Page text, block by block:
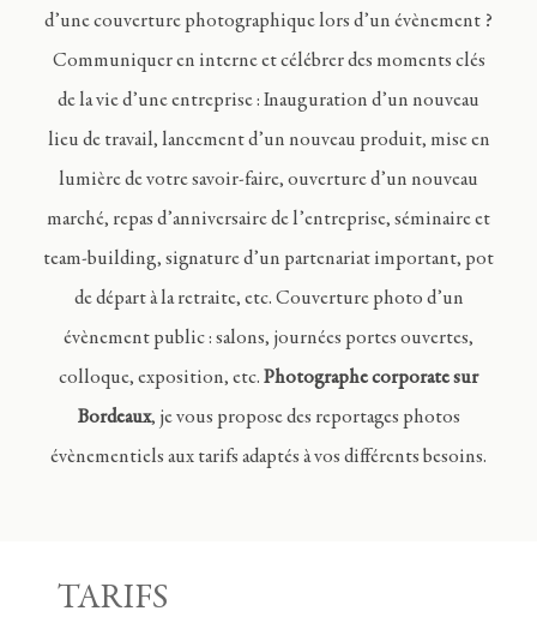
d’une couverture photographique lors d’un évènement ?
Communiquer en interne et célébrer des moments clés
de la vie d’une entreprise : Inauguration d’un nouveau
lieu de travail, lancement d’un nouveau produit, mise en
lumière de votre savoir-faire, ouverture d’un nouveau
marché, repas d’anniversaire de l’entreprise, séminaire et
team-building, signature d’un partenariat important, pot
de départ à la retraite, etc. Couverture photo d’un
évènement public : salons, journées portes ouvertes,
colloque, exposition, etc. Photographe corporate sur
Bordeaux, je vous propose des reportages photos
évènementiels aux tarifs adaptés à vos différents besoins.
TARIFS